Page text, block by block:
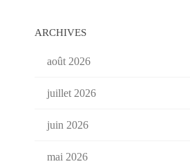
ARCHIVES
août 2026
juillet 2026
juin 2026
mai 2026